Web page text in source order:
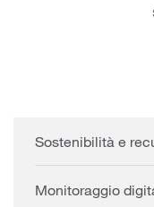
Sostenibilità e
Monitoraggio